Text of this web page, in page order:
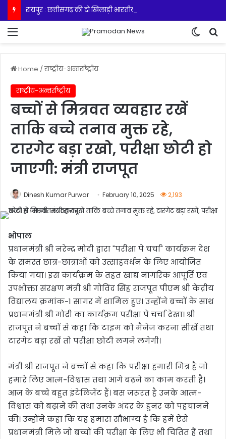
Home /राष्ट्रीय-अन्तर्राष्ट्रीय
राष्ट्रीय-अन्तर्राष्ट्रीय
बच्चों से मित्रवत व्यवहार रखें
ताकि बच्चे तनाव मुक्त रहे,
टारगेट बड़ा रखो, परीक्षा छोटी हो
जाएगी: मंत्री राजपूत
Dinesh Kumar Purwar February 10, 2025 2,193
भोपाल
प्रधानमंत्री श्री नरेन्द्र मोदी द्वारा "परीक्षा पे चर्चा" कार्यक्रम देश
के समस्त छात्र-छात्राओं को उत्साहवर्धन के लिए आयोजित
किया गया। इस कार्यक्रम के तहत खाद्य नागरिक आपूर्ति एवं
उपभोक्ता संरक्षण मंत्री श्री गोविंद सिंह राजपूत पीएम श्री केंद्रीय
विद्यालय क्रमांक-1 सागर में शामिल हुए। उन्होंने बच्चों के साथ
प्रधानमंत्री श्री मोदी का कार्यक्रम परीक्षा पे चर्चा देखा। श्री
राजपूत ने बच्चों से कहा कि टाइम को मैनेज करना सीखें तथा
टारगेट बड़ा रखें तो परीक्षा छोटी लगने लगेगी।
मंत्री श्री राजपूत ने बच्चों से कहा कि परीक्षा हमारी मित्र है जो
हमारे लिए आत्म-विश्वास तथा आगे बढ़ने का काम करती है।
आज के बच्चे बहुत इंटेलिजेंट हैं। बस जरूरत है उनके आत्म-
विश्वास को बढ़ाने की तथा उनके अंदर के हुनर को पहचानने
की। उन्होंने कहा कि यह हमारा सौभाग्य है कि हमें ऐसे
प्रधानमंत्री मिले जो बच्चों की परीक्षा के लिए भी चिंतित हैं तथा